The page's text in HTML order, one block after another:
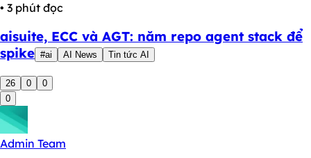
• 3 phút đọc
aisuite, ECC và AGT: năm repo agent stack để
spike #ai AI News Tin tức AI
26 0
0
0
Admin Team